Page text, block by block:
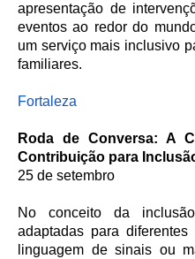
apresentação de
eventos ao redor do
um serviço mais inclusivo
familiares.
Fortaleza
Roda de Conversa: A
Contribuição para
25 de setembro
No conceito da
adaptadas para diferentes
linguagem de sinais ou